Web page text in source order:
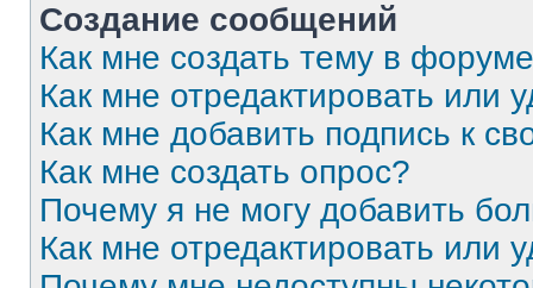
Создание сообщений
Как мне создать тему в
Как мне отредактировать или
Как мне добавить подпись к
Как мне создать опрос?
Почему я не могу добавить
Как мне отредактировать или